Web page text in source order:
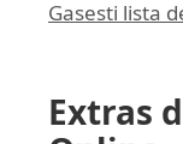
Gasesti lista
Extras